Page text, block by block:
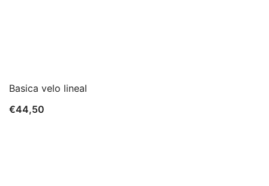
Basica velo lineal
€44,50